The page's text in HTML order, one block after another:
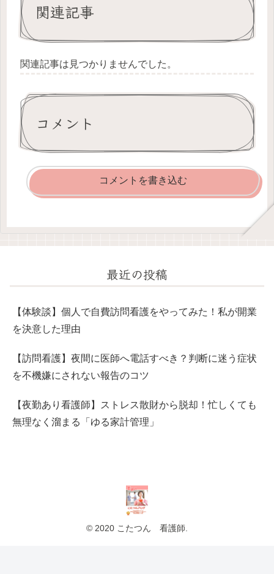
関連記事
関連記事は見つかりませんでした。
コメント
コメントを書き込む
最近の投稿
【体験談】個人で自費訪問看護をやってみた！私が開業
を決意した理由
【訪問看護】夜間に医師へ電話すべき？判断に迷う症状
を不機嫌にされない報告のコツ
【夜勤あり看護師】ストレス散財から脱却！忙しくても
無理なく溜まる「ゆる家計管理」
© 2020 こたつん 看護師.